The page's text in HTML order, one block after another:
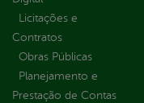
Licitações e
Contratos
Obras Públicas
Planejamento e
Prestação de Contas